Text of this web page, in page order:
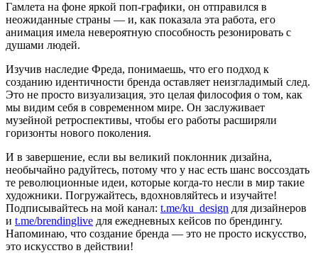
Гамлета на фоне яркой поп-графики, он отправился в
неожиданные страны — и, как показала эта работа, его
анимация имела невероятную способность резонировать с
душами людей.
Изучив наследие Фреда, понимаешь, что его подход к
созданию идентичности бренда оставляет неизгладимый след.
Это не просто визуализация, это целая философия о том, как
мы видим себя в современном мире. Он заслуживает
музейной ретроспективы, чтобы его работы расширяли
горизонты нового поколения.
И в завершение, если вы великий поклонник дизайна,
необычайно радуйтесь, потому что у нас есть шанс воссоздать
те революционные идеи, которые когда-то несли в мир такие
художники. Погружайтесь, вдохновляйтесь и изучайте!
Подписывайтесь на мой канал: t.me/ku_design для дизайнеров
и t.me/brendinglive для ежедневных кейсов по брендингу.
Напоминаю, что создание бренда — это не просто искусство,
это искусство в действии!